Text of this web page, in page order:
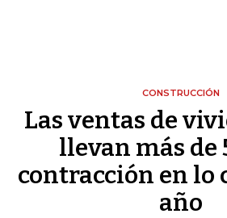
CONSTRUCCIÓN
Las ventas de
llevan más de
contracción en lo
año